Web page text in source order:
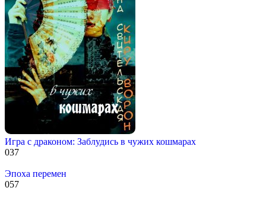
Игра с драконом: Заблудись в чужих кошмарах
037
Эпоха перемен
057